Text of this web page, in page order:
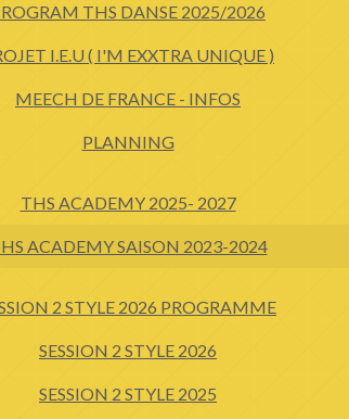
THS DANSE 2025/2026
I.E.U ( I'M EXXTRA UNIQUE )
MEECH DE FRANCE - INFOS
PLANNING
THS ACADEMY 2025- 2027
ACADEMY SAISON 2023-2024
2 STYLE 2026 PROGRAMME
SESSION 2 STYLE 2026
SESSION 2 STYLE 2025